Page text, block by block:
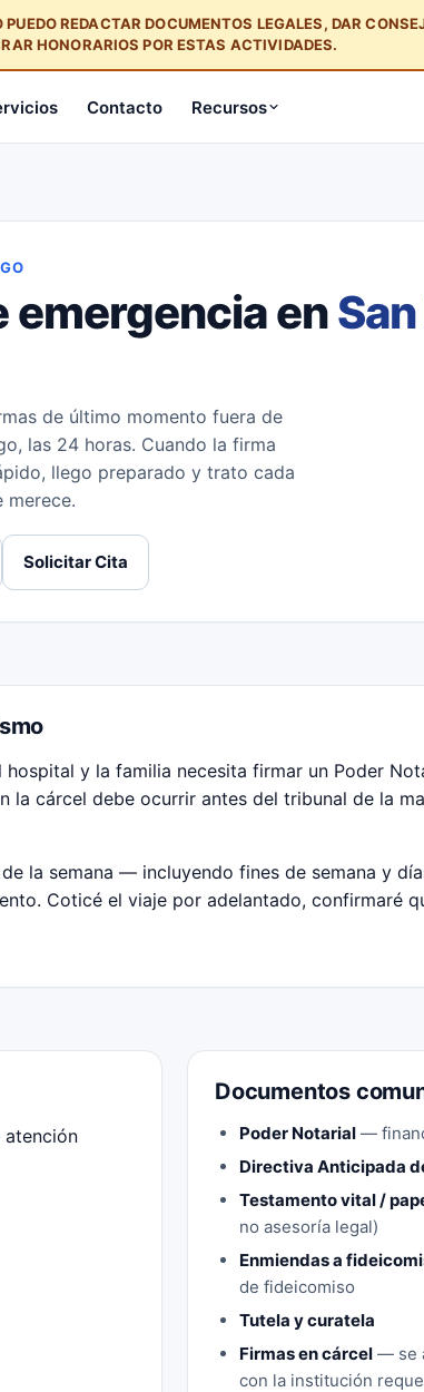
REDACTAR DOCUMENTOS LEGALES, DAR
HONORARIOS POR ESTAS ACTIVIDADES.
Contacto Recursos
emergencia en
de último momento fuera de
las 24 horas. Cuando la firma
llego preparado y trato cada
merece.
Solicitar Cita
y la familia necesita firmar un Poder
la cárcel debe ocurrir antes del tribunal de la
la semana — incluyendo fines de semana y
Coticé el viaje por adelantado, confirmaré
atención
Documentos
Poder Notarial—
Directiva Anticipada
Testamento vital /
no asesoría legal)
Enmiendas a
de fideicomiso
Tutela y curatela
Firmas en cárcel— se
con la institución